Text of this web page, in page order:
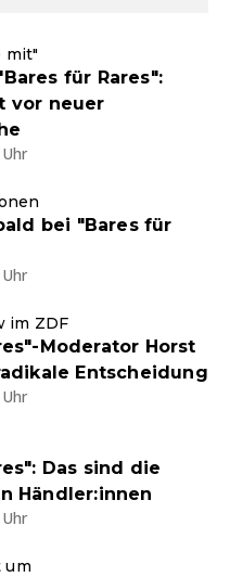
mit"
für Rares":
vor neuer
bei "Bares für
im ZDF
Moderator Horst
Entscheidung
Das sind die
Händler:innen
um